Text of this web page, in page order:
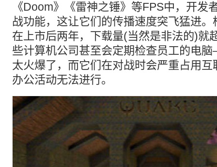
《Doom》《雷神之锤》等FPS中，开发
战功能，这让它们的传播速度突飞猛进
在上市后两年，下载量(当然是非法的)就
些计算机公司甚至会定期检查员工的电
太火爆了，而它们在对战时会严重占用
办公活动无法进行。